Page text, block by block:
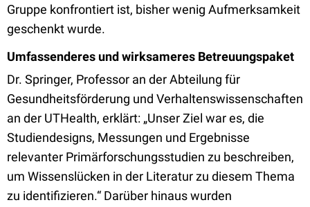
Gruppe konfrontiert ist, bisher wenig Aufmerksamkeit
geschenkt wurde.
Umfassenderes und wirksameres Betreuungspaket
Dr. Springer, Professor an der Abteilung für
Gesundheitsförderung und Verhaltenswissenschaften
an der UTHealth, erklärt: „Unser Ziel war es, die
Studiendesigns, Messungen und Ergebnisse
relevanter Primärforschungsstudien zu beschreiben,
um Wissenslücken in der Literatur zu diesem Thema
zu identifizieren.“ Darüber hinaus wurden